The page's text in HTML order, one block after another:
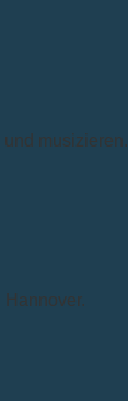
musizieren.